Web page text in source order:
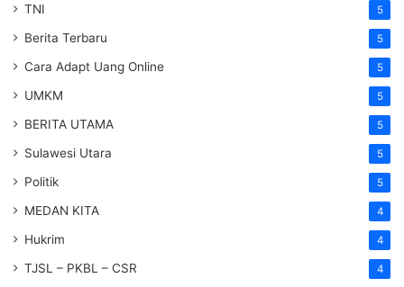
TNI 5
Berita Terbaru 5
Cara Adapt Uang Online 5
UMKM 5
BERITA UTAMA 5
Sulawesi Utara 5
Politik 5
MEDAN KITA 4
Hukrim 4
TJSL – PKBL – CSR 4